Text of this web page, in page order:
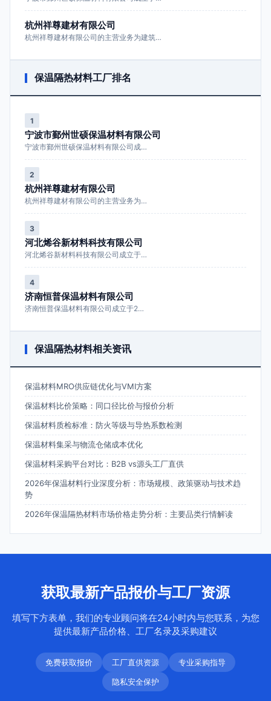
杭州祥尊建材有限公司
杭州祥尊建材有限公司的主营业务为建筑…
保温隔热材料工厂排名
1
宁波市鄞州世硕保温材料有限公司
宁波市鄞州世硕保温材料有限公司成…
2
杭州祥尊建材有限公司
杭州祥尊建材有限公司的主营业务为…
3
河北烯谷新材料科技有限公司
河北烯谷新材料科技有限公司成立于…
4
济南恒普保温材料有限公司
济南恒普保温材料有限公司成立于2…
保温隔热材料相关资讯
保温材料MRO供应链优化与VMI方案
保温材料比价策略：同口径比价与报价分析
保温材料质检标准：防火等级与导热系数检测
保温材料集采与物流仓储成本优化
保温材料采购平台对比：B2B vs源头工厂直供
2026年保温材料行业深度分析：市场规模、政策驱动与技术趋
势
2026年保温隔热材料市场价格走势分析：主要品类行情解读
获取最新产品报价与工厂资源
填写下方表单，我们的专业顾问将在24小时内与您联系，为您
提供最新产品价格、工厂名录及采购建议
免费获取报价 工厂直供资源
专业采购指导
隐私安全保护